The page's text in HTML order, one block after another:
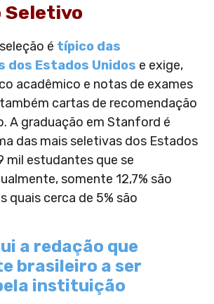
Seletivo
é típico das
dos Estados Unidos e exige,
acadêmico e notas de exames
cartas de recomendação
A graduação em Stanford é
das mais seletivas dos Estados
mil estudantes que se
somente 12,7% são
quais cerca de 5% são
a redação que
brasileiro a ser
instituição